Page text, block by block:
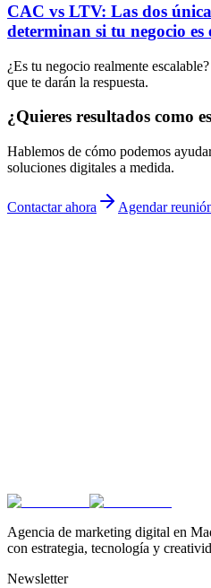
CAC vs LTV: Las dos
determinan si tu negocio es
¿Es tu negocio realmente
que te darán la respuesta.
¿Quieres resultados como
Hablemos de cómo podemos
soluciones digitales a medida.
Contactar ahora Agendar
política de privacidad
Agencia de marketing digital en
con estrategia, tecnología y
Newsletter